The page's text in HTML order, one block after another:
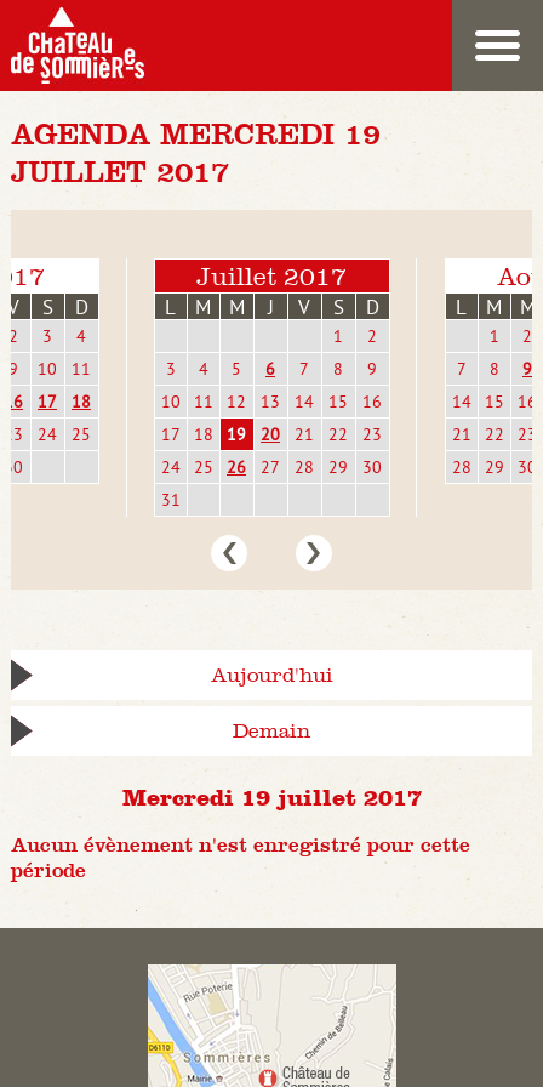
AGENDA MERCREDI 19
JUILLET 2017
V S D
2 3
4
9
10
11
16
17
18
23
24
25
30
Juillet 2017
L M M J V S D
1
2
3
4 5 6 7 8
9
10
11 12 13 14 15
16
17
18 19 20 21 22
23
24
25 26 27 28 29
30
31
L M M
1
2
7
8
9
14
15
16
21
22
23
28
29 30
Aujourd'hui
Demain
Mercredi 19 juillet 2017
Aucun évènement n'est enregistré pour cette
période